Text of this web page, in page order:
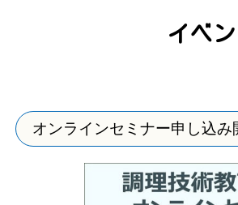
イベ
オンラインセミナー申し込み